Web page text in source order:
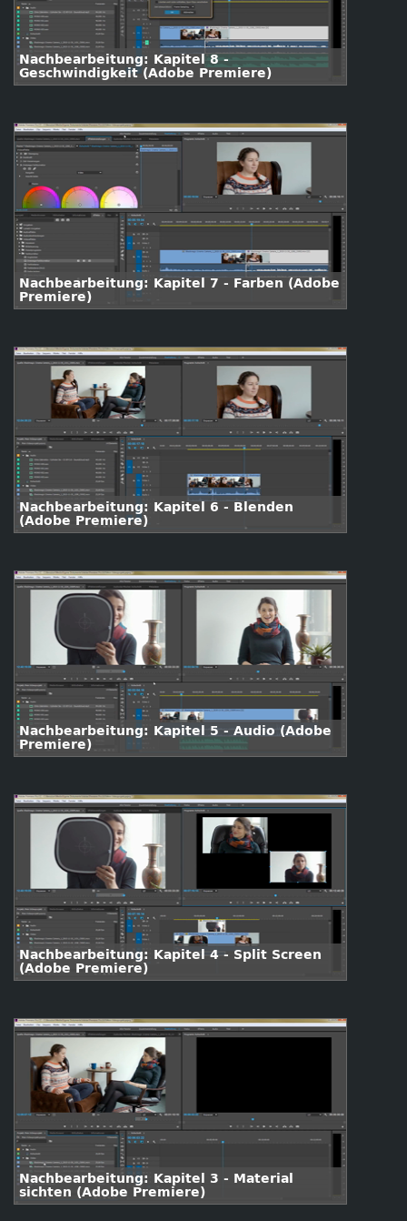
Nachbearbeitung: Kapitel 8 -
Geschwindigkeit (Adobe Premiere)
Nachbearbeitung: Kapitel 7 - Farben (Adobe
Premiere)
Nachbearbeitung: Kapitel 6 - Blenden
(Adobe Premiere)
Nachbearbeitung: Kapitel 5 - Audio (Adobe
Premiere)
Nachbearbeitung: Kapitel 4 - Split Screen
(Adobe Premiere)
Nachbearbeitung: Kapitel 3 - Material
sichten (Adobe Premiere)